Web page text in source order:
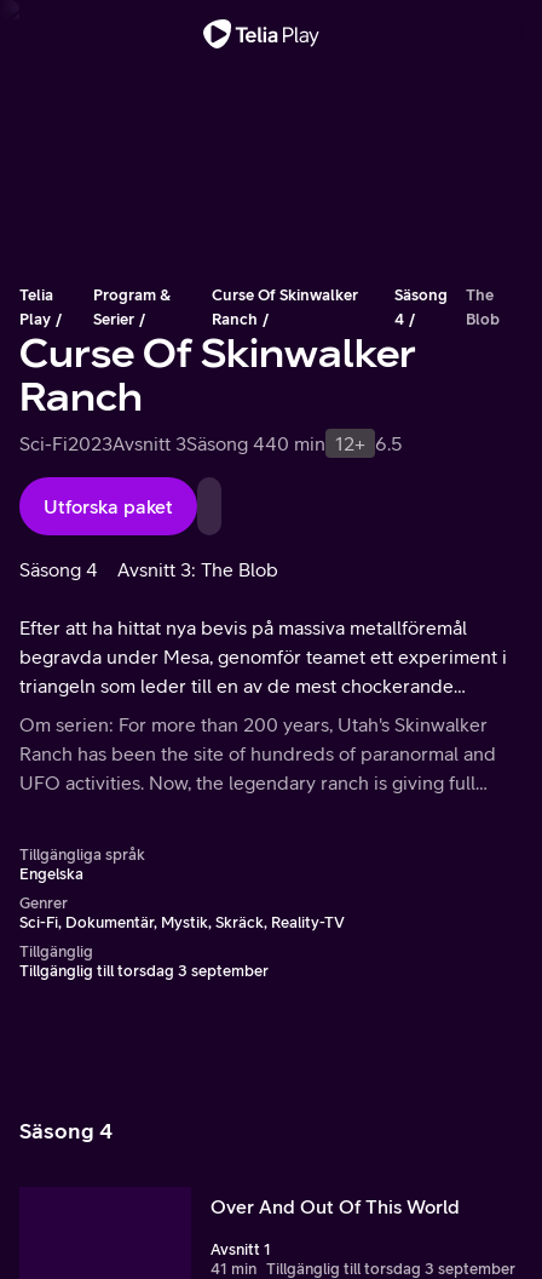
Telia
Play
Program &
Serier
Curse Of Skinwalker
Ranch
Säsong
4
The
Blob
Curse Of Skinwalker
Ranch
Sci-Fi2023Avsnitt 3Säsong 440 min 12+ 6.5
Utforska paket
Säsong 4 Avsnitt 3: The Blob
Efter att ha hittat nya bevis på massiva metallföremål
begravda under Mesa, genomför teamet ett experiment i
triangeln som leder till en av de mest chockerande
avslöjanden som någonsin setts på Skinwalker Ranch.
Om serien: For more than 200 years, Utah's Skinwalker
Ranch has been the site of hundreds of paranormal and
UFO activities. Now, the legendary ranch is giving full
Tillgängliga språk
Engelska
Genrer
Sci-Fi, Dokumentär, Mystik, Skräck, Reality-TV
Tillgänglig
Tillgänglig till torsdag 3 september
Säsong 4
Over And Out Of This World
Avsnitt 1
41 min Tillgänglig till torsdag 3 september